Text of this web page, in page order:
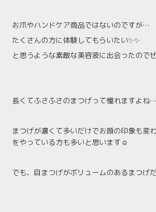
お爪やハンドケア商品ではないのですが…
たくさんの方に体験してもらいたい✨✨
と思うような素敵な美容液に出会ったので
長くてふさふさのまつげって憧れますよね
まつげが濃くて多いだけでお顔の印象も変
をやっている方も多いと思います☺️
でも、自まつげがボリュームのあるまつげ